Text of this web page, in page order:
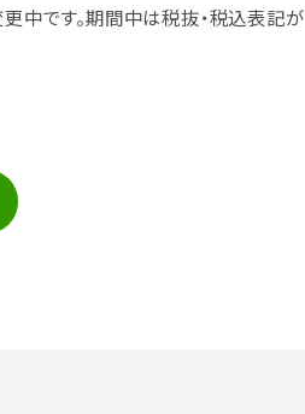
中です。期間中は税抜・税込表記が